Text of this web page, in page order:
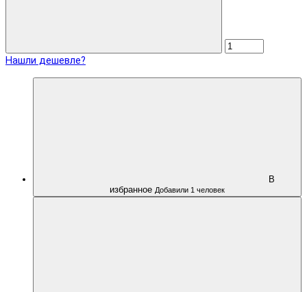
Нашли дешевле?
В
избранное Добавили 1 человек